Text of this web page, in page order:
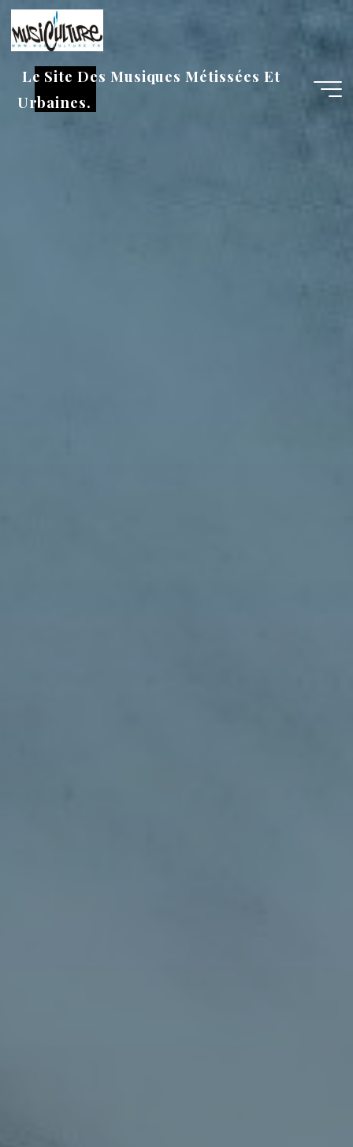
Aller
au
contenu
Le Site Des Musiques Métissées Et
Urbaines.